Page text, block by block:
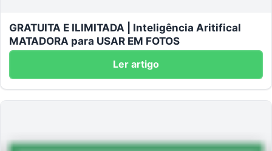
GRATUITA E ILIMITADA | Inteligência Aritifical
MATADORA para USAR EM FOTOS
Ler artigo